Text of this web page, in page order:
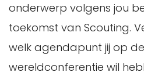
onderwerp volgens jou
toekomst van Scouting.
welk agendapunt jij op
wereldconferentie wil